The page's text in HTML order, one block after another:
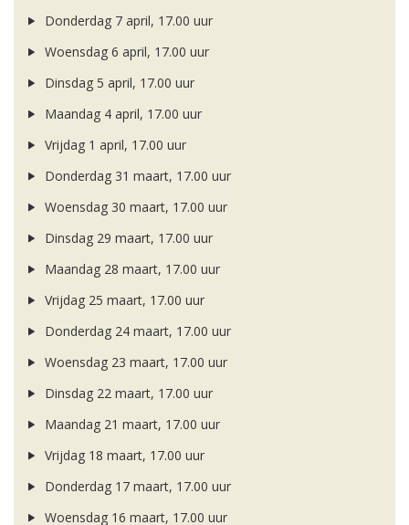
Donderdag 7 april, 17.00 uur
Woensdag 6 april, 17.00 uur
Dinsdag 5 april, 17.00 uur
Maandag 4 april, 17.00 uur
Vrijdag 1 april, 17.00 uur
Donderdag 31 maart, 17.00 uur
Woensdag 30 maart, 17.00 uur
Dinsdag 29 maart, 17.00 uur
Maandag 28 maart, 17.00 uur
Vrijdag 25 maart, 17.00 uur
Donderdag 24 maart, 17.00 uur
Woensdag 23 maart, 17.00 uur
Dinsdag 22 maart, 17.00 uur
Maandag 21 maart, 17.00 uur
Vrijdag 18 maart, 17.00 uur
Donderdag 17 maart, 17.00 uur
Woensdag 16 maart, 17.00 uur